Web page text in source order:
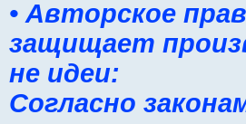
• Авторское
защищает
не идеи:
Согласно